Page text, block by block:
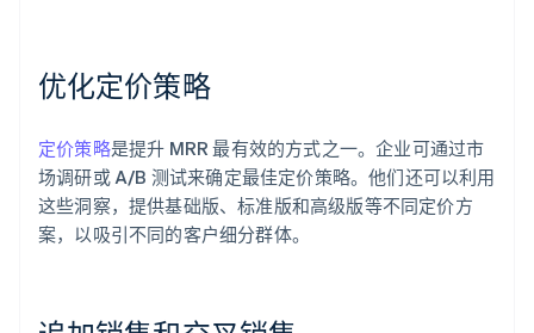
优化定价策略
定价策略是提升 MRR 最有效的方式之一。企业可通过市
场调研或 A/B 测试来确定最佳定价策略。他们还可以利用
这些洞察，提供基础版、标准版和高级版等不同定价方
案，以吸引不同的客户细分群体。